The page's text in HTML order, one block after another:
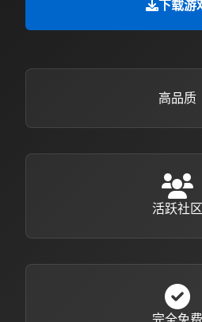
下载游
高品质
活跃社区
完全免费